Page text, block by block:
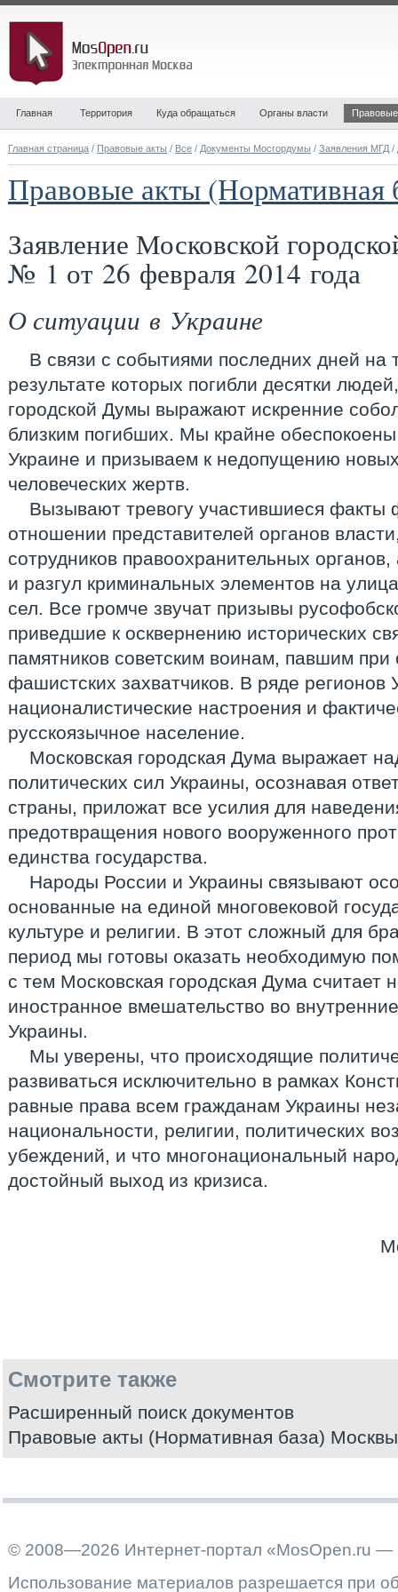
Главная Территория Куда обращаться Органы власти
Главная страница / Правовые акты / Все / Документы Мосгордумы / Заявления МГД /
Правовые акты (Нормативная
Заявление Московской
№ 1 от 26 февраля 2014 года
О ситуации в Украине
В связи с событиями последних дней на
результате которых погибли десятки
городской Думы выражают искренние
близким погибших. Мы крайне
Украине и призываем к недопущению
человеческих жертв.
Вызывают тревогу участившиеся факты
отношении представителей органов
сотрудников правоохранительных
и разгул криминальных элементов на
сел. Все громче звучат призывы
приведшие к осквернению исторических
памятников советским воинам, павшим
фашистских захватчиков. В ряде регионов
националистические настроения и
русскоязычное население.
Московская городская Дума выражает
политических сил Украины, осознавая
страны, приложат все усилия для
предотвращения нового вооруженного
единства государства.
Народы России и Украины связывают
основанные на единой многовековой
культуре и религии. В этот сложный для
период мы готовы оказать необходимую
с тем Московская городская Дума
иностранное вмешательство во
Украины.
Мы уверены, что происходящие
развиваться исключительно в рамках
равные права всем гражданам Украины
национальности, религии, политических
убеждений, и что многонациональный
достойный выход из кризиса.
Смотрите также
Расширенный поиск документов
Правовые акты (Нормативная база) Москвы
© 2008—2026 Интернет-портал «MosOpen.ru —
Использование материалов разрешается при